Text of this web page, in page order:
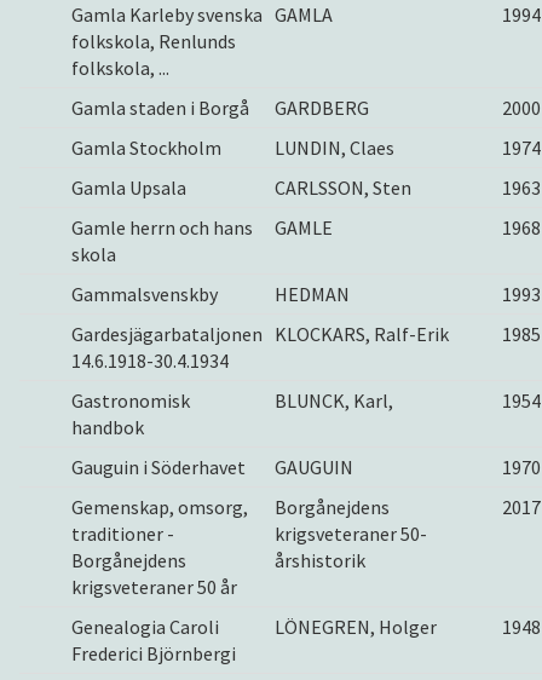
Gamla Karleby svenska
folkskola, Renlunds
folkskola, ...
GAMLA 1994
Gamla staden i Borgå GARDBERG
2000
Gamla Stockholm
LUNDIN, Claes
1974
Gamla Upsala
CARLSSON, Sten
1963
Gamle herrn och hans
skola
GAMLE 1968
Gammalsvenskby HEDMAN
1993
Gardesjägarbataljonen
14.6.1918-30.4.1934
KLOCKARS, Ralf-Erik 1985
Gastronomisk
handbok
BLUNCK, Karl, 1954
Gauguin i Söderhavet GAUGUIN
1970
Gemenskap, omsorg,
traditioner -
Borgånejdens
krigsveteraner 50 år
Borgånejdens
krigsveteraner 50-
årshistorik
2017
Genealogia Caroli
Frederici Björnbergi
LÖNEGREN, Holger 1948